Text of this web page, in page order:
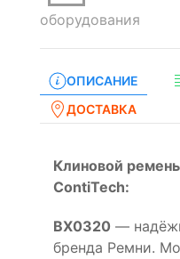
оборудования
ОПИСАНИЕ
ДОСТАВКА
Клиновой
ContiTech:
BX0320 —
бренда Ремни.